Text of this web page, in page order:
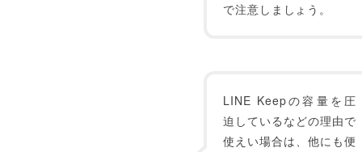
で注意しましょう。
LINE Keepの容量を圧
迫しているなどの理由で
使えい場合は、他にも便